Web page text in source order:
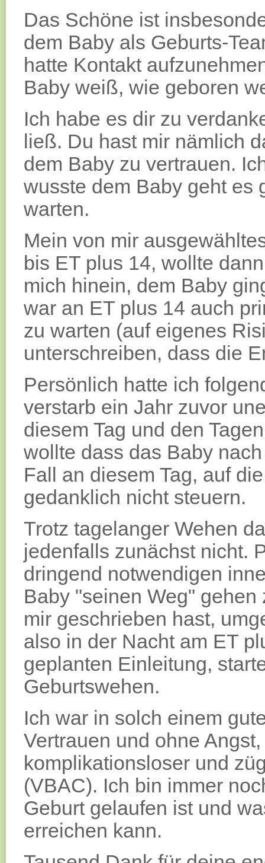
Das Schöne ist
dem Baby als Geburts-
hatte Kontakt
Baby weiß, wie geboren
Ich habe es dir zu
ließ. Du hast mir nämlich
dem Baby zu vertrauen.
wusste dem Baby geht es
warten.
Mein von mir
bis ET plus 14, wollte
mich hinein, dem Baby
war an ET plus 14 auch
zu warten (auf eigenes
unterschreiben, dass die
Persönlich hatte ich
verstarb ein Jahr zuvor
diesem Tag und den
wollte dass das Baby
Fall an diesem Tag, auf
gedanklich nicht steuern.
Trotz tagelanger Wehen
jedenfalls zunächst nicht.
dringend notwendigen
Baby "seinen Weg"
mir geschrieben hast,
also in der Nacht am ET
geplanten Einleitung,
Geburtswehen.
Ich war in solch einem
Vertrauen und ohne
komplikationsloser und
(VBAC). Ich bin immer
Geburt gelaufen ist und
erreichen kann.